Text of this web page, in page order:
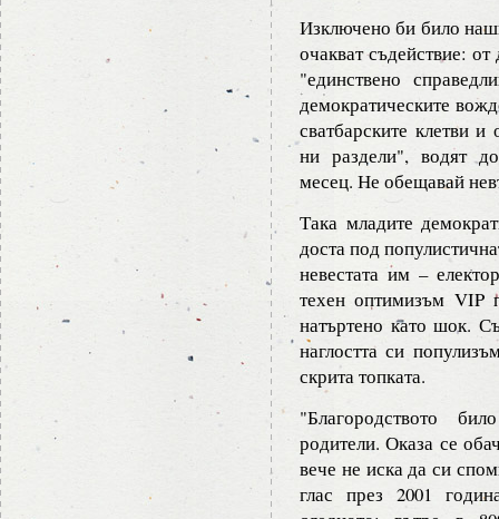
Изключено би било
очакват съдействие:
"единствено
демократическите
сватбарските клетви
ни раздели", водят
месец. Не обещавай
Така младите
доста под
невестата им –
техен оптимизъм VIP
натъртено като шок.
наглостта си
скрита топката.
"Благородството
родители. Оказа се
вече не иска да си
глас през 2001